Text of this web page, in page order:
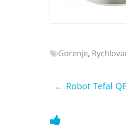
OK,
televize,
telefony,
Gorenje,
← Robot Tefal